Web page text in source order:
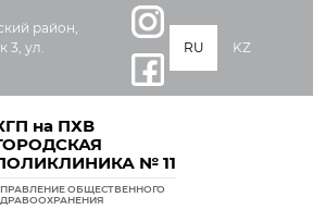
район,
3, ул.
RU KZ
на ПХВ
№ 11
ОБЩЕСТВЕННОГО